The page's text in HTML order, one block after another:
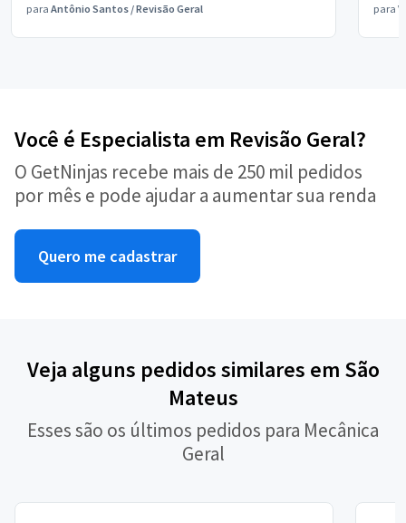
para Antônio Santos /Revisão Geral para
Você é Especialista em Revisão Geral?
O GetNinjas recebe mais de 250 mil pedidos
por mês e pode ajudar a aumentar sua renda
Quero me cadastrar
Veja alguns pedidos similares em São
Mateus
Esses são os últimos pedidos para Mecânica
Geral